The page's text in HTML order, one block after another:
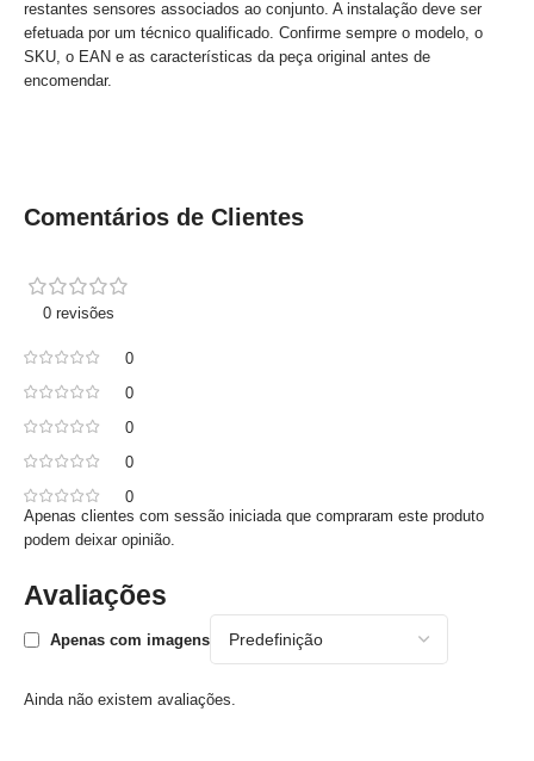
restantes sensores associados ao conjunto. A instalação deve ser
efetuada por um técnico qualificado. Confirme sempre o modelo, o
SKU, o EAN e as características da peça original antes de
encomendar.
Comentários de Clientes
0 revisões
0
0
0
0
0
Avaliações
Apenas com imagens
Ainda não existem avaliações.
Apenas clientes com sessão iniciada que compraram este produto
podem deixar opinião.